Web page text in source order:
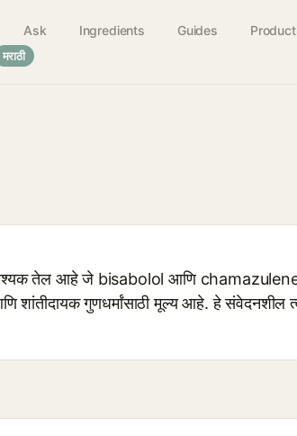
Ask Ingredients Guides
मराठी
तेल आहे जे bisabolol आणि chamazulene
शांतीदायक गुणधर्मांसाठी मूल्य आहे. हे संवेदनशील